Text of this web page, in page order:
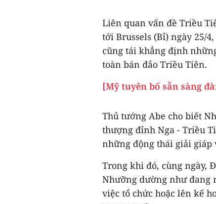
Liên quan vấn đề Triều
tới Brussels (Bỉ) ngày 25/
cũng tái khẳng định
toàn bán đảo Triều Tiên.
[Mỹ tuyên bố sẵn sàng
Thủ tướng Abe cho biết
thượng đỉnh Nga - Triều
những động thái giải
Trong khi đó, cùng ngày,
Nhưỡng dường như đang
việc tổ chức hoặc lên kế